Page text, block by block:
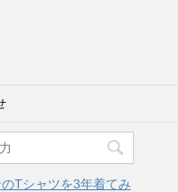
のTシャツを3年着てみ